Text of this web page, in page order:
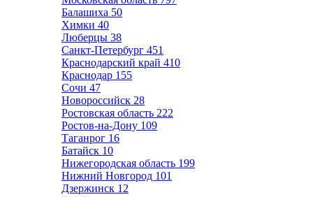
Балашиха 50
Химки 40
Люберцы 38
Санкт-Петербург 451
Краснодарский край 410
Краснодар 155
Сочи 47
Новороссийск 28
Ростовская область 222
Ростов-на-Дону 109
Таганрог 16
Батайск 10
Нижегородская область 199
Нижний Новгород 101
Дзержинск 12